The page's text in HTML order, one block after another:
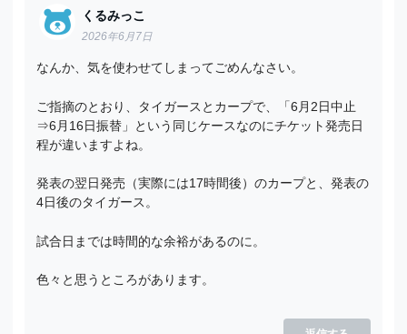
くるみっこ
2026年6月7日
なんか、気を使わせてしまってごめんなさい。
ご指摘のとおり、タイガースとカープで、「6月2日中止
⇒6月16日振替」という同じケースなのにチケット発売日
程が違いますよね。
発表の翌日発売（実際には17時間後）のカープと、発表の
4日後のタイガース。
試合日までは時間的な余裕があるのに。
色々と思うところがあります。